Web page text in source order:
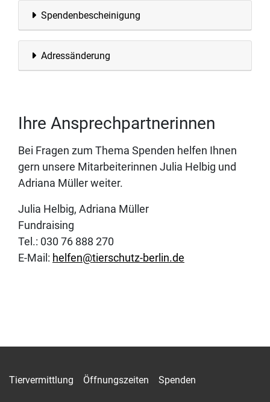
Spendenbescheinigung
Adressänderung
Ihre Ansprechpartnerinnen
Bei Fragen zum Thema Spenden helfen Ihnen
gern unsere Mitarbeiterinnen Julia Helbig und
Adriana Müller weiter.
Julia Helbig, Adriana Müller
Fundraising
Tel.: 030 76 888 270
E-Mail: helfen@tierschutz-berlin.de
Tiervermittlung Öffnungszeiten Spenden